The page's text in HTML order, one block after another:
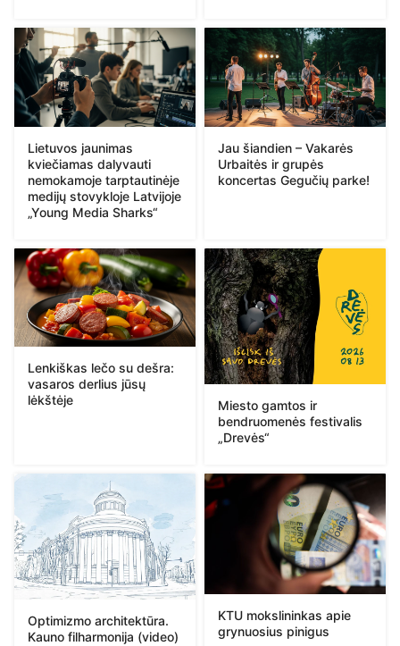
Lietuvos jaunimas
kviečiamas dalyvauti
nemokamoje tarptautinėje
medijų stovykloje Latvijoje
„Young Media Sharks“
Jau šiandien – Vakarės
Urbaitės ir grupės
koncertas Gegučių parke!
Lenkiškas lečo su dešra:
vasaros derlius jūsų
lėkštėje
Miesto gamtos ir
bendruomenės festivalis
„Drevės“
Optimizmo architektūra.
Kauno filharmonija (video)
KTU mokslininkas apie
grynuosius pinigus